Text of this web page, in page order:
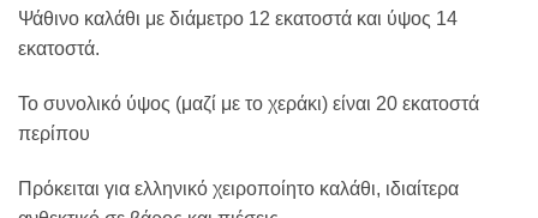
Ψάθινο καλάθι με διάμετρο 12 εκατοστά και ύψος 14
εκατοστά.
Το συνολικό ύψος (μαζί με το χεράκι) είναι 20 εκατοστά
περίπου
Πρόκειται για ελληνικό χειροποίητο καλάθι, ιδιαίτερα